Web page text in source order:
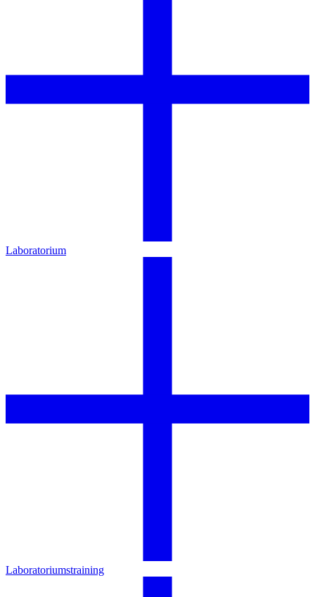
Laboratorium
Laboratoriumstraining